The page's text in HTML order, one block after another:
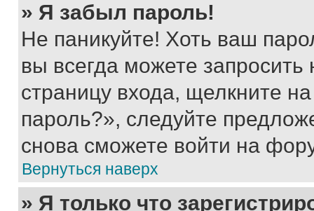
» Я забыл пароль!
Не паникуйте! Хоть ваш
вы всегда можете
страницу входа, щелкните
пароль?», следуйте
снова сможете войти на
Вернуться наверх
» Я только что